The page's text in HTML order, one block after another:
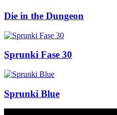
Die in the Dungeon
Sprunki Fase 30
Sprunki Blue